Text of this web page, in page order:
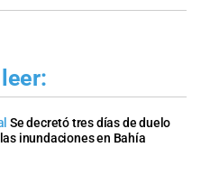
Se decretó tres días de duelo
inundaciones en Bahía